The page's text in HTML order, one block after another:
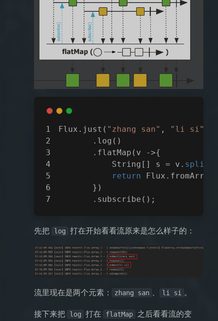
Flux.just( "zhang san" , "li si"
       .log()
       .flatMap(v ->{
           String[] s = v.
split
return
       })
       .subscribe();
先把 log 打在开始看看流原来是怎么样子的：
流里现在是两个元素： zhang san 、 li si 。
接下来把
log 打在 flatMap
之后看看流的变